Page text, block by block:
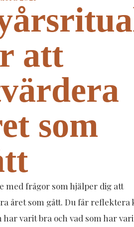
att
som
med frågor som hjälper dig att
året som gått. Du får reflektera
har varit bra och vad som har